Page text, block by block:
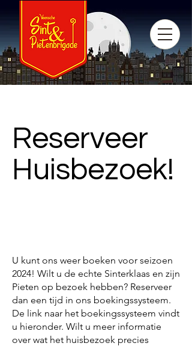
Reserveer
Huisbezoek!
U kunt ons weer boeken voor seizoen
2024! Wilt u de echte Sinterklaas en zijn
Pieten op bezoek hebben? Reserveer
dan een tijd in ons boekingssysteem.
De link naar het boekingssysteem vindt
u hieronder. Wilt u meer informatie
over wat het huisbezoek precies